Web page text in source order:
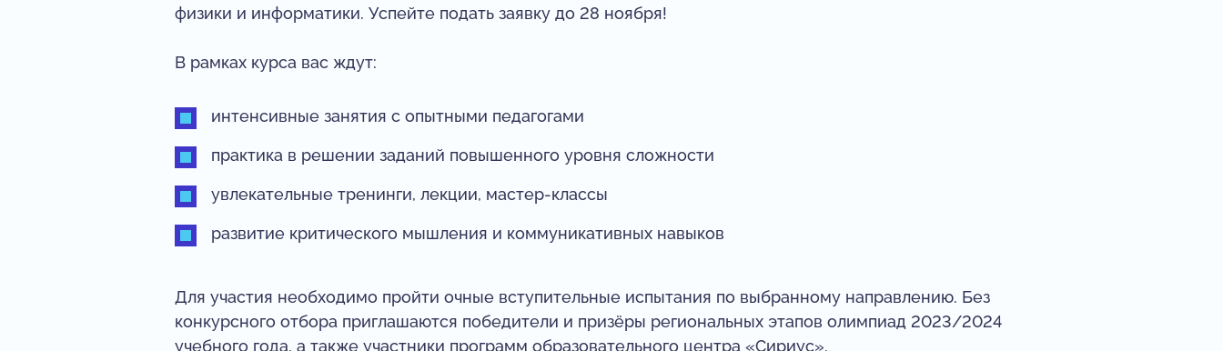
физики и информатики. Успейте подать заявку до 28 ноября!
В рамках курса вас ждут:
интенсивные занятия с опытными педагогами
практика в решении заданий повышенного уровня сложности
увлекательные тренинги, лекции, мастер-классы
развитие критического мышления и коммуникативных навыков
Для участия необходимо пройти очные вступительные испытания по выбранному направлению. Без
конкурсного отбора приглашаются победители и призёры региональных этапов олимпиад 2023/2024
учебного года, а также участники программ образовательного центра «Сириус».